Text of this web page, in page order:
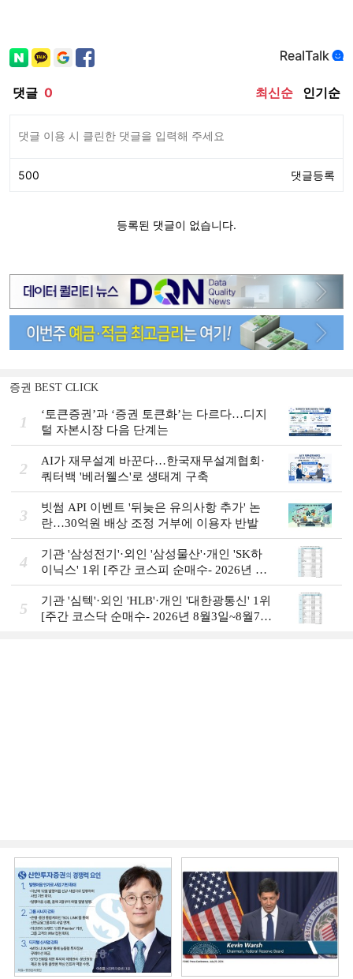
증권 BEST CLICK
1
‘토큰증권’과 ‘증권 토큰화’는 다르다…디지
털 자본시장 다음 단계는
2
AI가 재무설계 바꾼다…한국재무설계협회·
쿼터백 '베러웰스'로 생태계 구축
3
빗썸 API 이벤트 '뒤늦은 유의사항 추가' 논
란…30억원 배상 조정 거부에 이용자 반발
4
기관 '삼성전기'·외인 '삼성물산'·개인 'SK하
이닉스' 1위 [주간 코스피 순매수- 2026년 8
월3일~8월7일]
5
기관 '심텍'·외인 'HLB'·개인 '대한광통신' 1위
[주간 코스닥 순매수- 2026년 8월3일~8월7